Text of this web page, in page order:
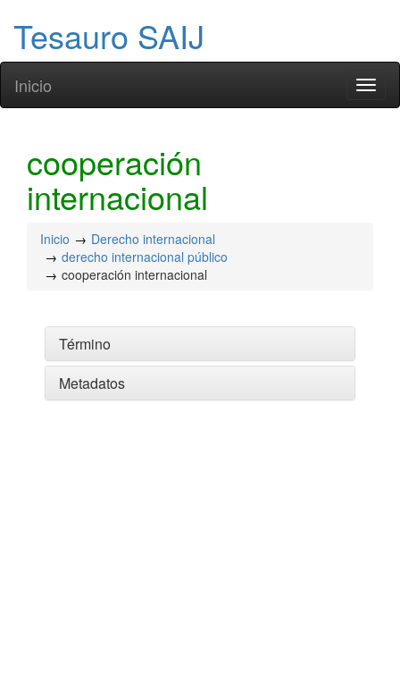
Tesauro SAIJ
Inicio
cooperación
internacional
Inicio
Derecho internacional
derecho internacional público
cooperación internacional
Término
Metadatos